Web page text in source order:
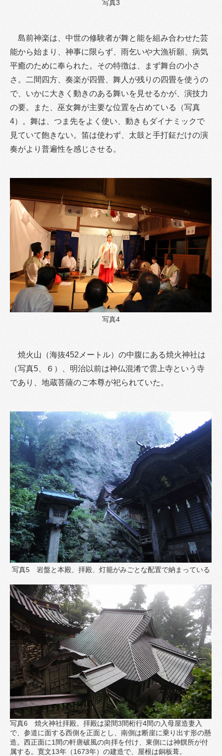
写真3
島前神楽は、中世の修験者が舞と能を組み合わせた芸
能から始まり、神事に限らず、雨乞いや大漁祈願、病気
平癒のために奉られた。その特徴は、まず舞台の小さ
さ。二間四方、奏楽が四畳、舞人が残りの四畳を使うの
で、いかに大きく動きのある舞いを見せるかが、演技力
の要。また、巫女舞が主要な位置を占めている（写真
4）。舞は、つま先をよく使い、動きもダイナミックで
見ていて飽きない。笛は使わず、太鼓と手打鉦だけの演
奏がより普遍性を感じさせる。
写真4
焼火山（海抜452メートル）の中腹にある焼火神社は
（写真5、６）、明治以前は神仏混淆で雲上寺という寺
であり、地蔵菩薩のご本尊が祀られていた。
写真5 岩盤と本殿、拝殿、灯籠がみごとな配置で納まっている
写真6 焼火神社拝殿。拝殿は梁間3間桁行4間の入母屋造妻入
で、参道に面する西側を正面とし、南側は断崖に乗り出す形の懸
造。西正面に1間の軒唐破風の向拝を付け、東側には神饌所が付
属する。寛文13年（1673年）の建造で、屋根は銅板葺。